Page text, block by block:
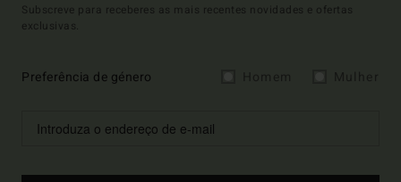
Subscreve para receberes as mais recentes novidades e ofertas
exclusivas.
Preferência de género